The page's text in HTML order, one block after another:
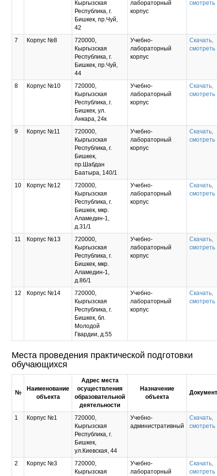
Кыргызская
Республика, г.
Бишкек, пр.Чуй,
42
лабораторный
корпус
смотреть
7 Корпус №8
720000,
Кыргызская
Республика, г.
Бишкек, пр.Чуй,
44
Учебно-
лабораторный
корпус
Скачать,
смотреть
8 Корпус №10
720000,
Кыргызская
Республика, г.
Бишкек, ул.
Анкара, 24к
Учебно-
лабораторный
корпус
Скачать,
смотреть
9 Корпус №11
720000,
Кыргызская
Республика, г.
Бишкек,
пр.Шабдан
Баатыра, 140/1
Учебно-
лабораторный
корпус
Скачать,
смотреть
10 Корпус №12
720000,
Кыргызская
Республика, г.
Бишкек, мкр.
Аламедин-1,
д.31/1
Учебно-
лабораторный
корпус
Скачать,
смотреть
11 Корпус №13
720000,
Кыргызская
Республика, г.
Бишкек, мкр.
Аламедин-1,
д.86/1
Учебно-
лабораторный
корпус
Скачать,
смотреть
12 Корпус №14
720000,
Кыргызская
Республика, г.
Бишкек, бл.
Молодой
Гвардии, д.55
Учебно-
лабораторный
корпус
Скачать,
смотреть
Места проведения практической подготовки
обучающихся
№
Наименование
объекта
Адрес места
осуществления
образовательной
деятельности
Назначение
объекта
1 Корпус №1
720000,
Кыргызская
Республика, г.
Бишкек,
ул.Киевская, 44
Учебно-
административный
Скачать,
смотреть
2 Корпус №3
720000,
Кыргызская
Учебно-
лабораторный
Скачать,
смотреть